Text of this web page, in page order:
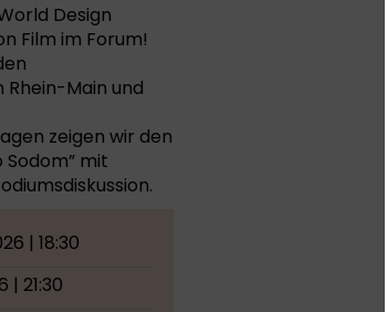
Design
Film im Forum!
Main und
zeigen wir den
Sodom” mit
| 18:30
| 21:30